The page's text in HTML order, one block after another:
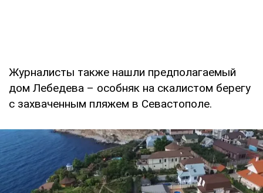
Журналисты также нашли предполагаемый
дом Лебедева – особняк на скалистом берегу
с захваченным пляжем в Севастополе.